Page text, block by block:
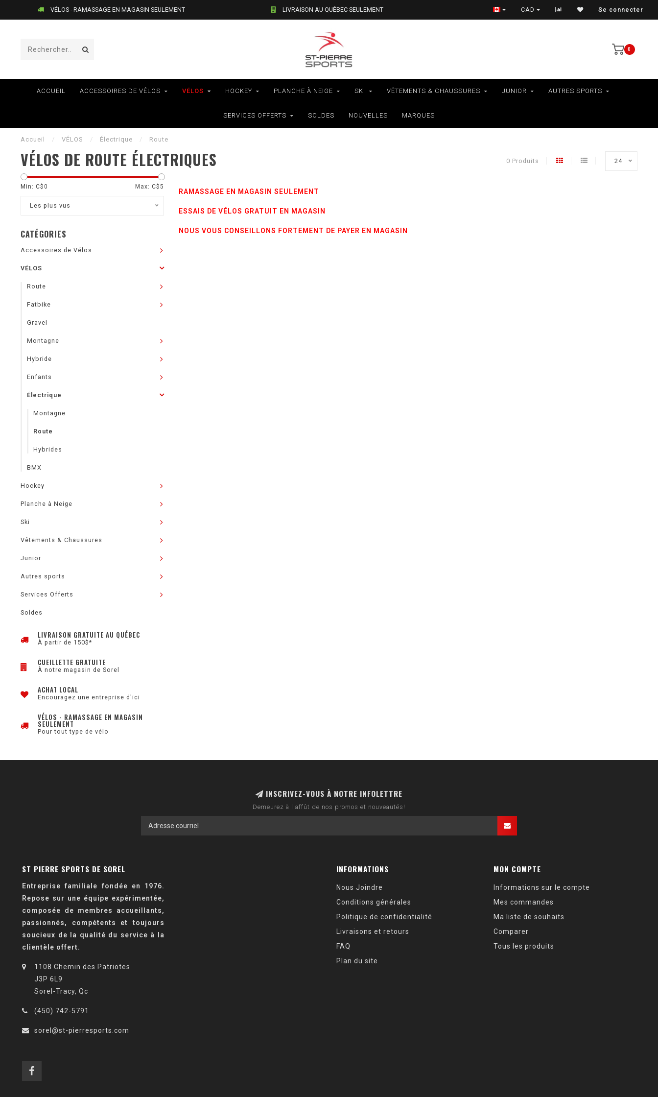
VÉLOS - RAMASSAGE EN MAGASIN SEULEMENT LIVRAISON AU QUÉBEC SEULEMENT VÉLOS - RAMASSAGE EN MAGASIN SEULEMENT
CAD Se connecter
0
ACCUEIL ACCESSOIRES DE VÉLOS VÉLOS HOCKEY PLANCHE À NEIGE SKI VÊTEMENTS & CHAUSSURES JUNIOR AUTRES SPORTS
SERVICES OFFERTS SOLDES NOUVELLES MARQUES
Accueil / VÉLOS / Électrique / Route
VÉLOS DE ROUTE ÉLECTRIQUES 0 Produits 24
Min: C$0 Max: C$5
Les plus vus
CATÉGORIES
Accessoires de Vélos
VÉLOS
Route
Fatbike
Gravel
Montagne
Hybride
Enfants
Électrique
Montagne
Route
Hybrides
BMX
Hockey
Planche à Neige
Ski
Vêtements & Chaussures
Junior
Autres sports
Services Offerts
Soldes
LIVRAISON GRATUITE AU QUÉBEC
À partir de 150$*
CUEILLETTE GRATUITE
À notre magasin de Sorel
ACHAT LOCAL
Encouragez une entreprise d'ici
VÉLOS - RAMASSAGE EN MAGASIN
SEULEMENT
Pour tout type de vélo
RAMASSAGE EN MAGASIN SEULEMENT
ESSAIS DE VÉLOS GRATUIT EN MAGASIN
NOUS VOUS CONSEILLONS FORTEMENT DE PAYER EN MAGASIN
INSCRIVEZ-VOUS À NOTRE INFOLETTRE
Demeurez à l'affût de nos promos et nouveautés!
ST PIERRE SPORTS DE SOREL
Entreprise familiale fondée en 1976.
Repose sur une équipe expérimentée,
composée de membres accueillants,
passionnés, compétents et toujours
soucieux de la qualité du service à la
clientèle offert.
1108 Chemin des Patriotes
J3P 6L9
Sorel-Tracy, Qc
(450) 742-5791
sorel@st-pierresports.com
INFORMATIONS
Nous Joindre
Conditions générales
Politique de confidentialité
Livraisons et retours
FAQ
Plan du site
MON COMPTE
Informations sur le compte
Mes commandes
Ma liste de souhaits
Comparer
Tous les produits